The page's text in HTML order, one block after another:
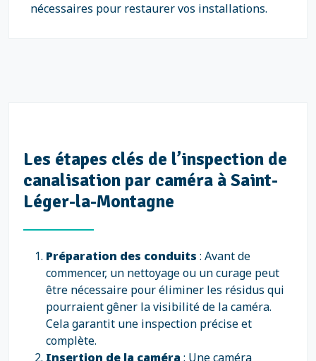
nécessaires pour restaurer vos installations.
Les étapes clés de l’inspection de
canalisation par caméra à Saint-
Léger-la-Montagne
Préparation des conduits : Avant de
commencer, un nettoyage ou un curage peut
être nécessaire pour éliminer les résidus qui
pourraient gêner la visibilité de la caméra.
Cela garantit une inspection précise et
complète.
Insertion de la caméra: Une caméra